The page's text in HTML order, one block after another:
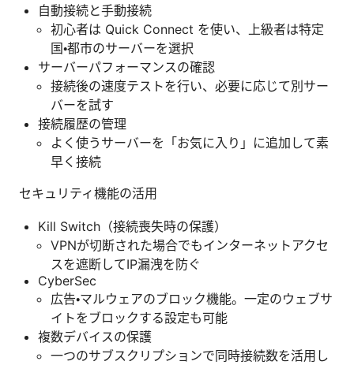
自動接続と手動接続
初心者は Quick Connect を使い、上級者は特定
国・都市のサーバーを選択
サーバーパフォーマンスの確認
接続後の速度テストを行い、必要に応じて別サー
バーを試す
接続履歴の管理
よく使うサーバーを「お気に入り」に追加して素
早く接続
セキュリティ機能の活用
Kill Switch（接続喪失時の保護）
VPNが切断された場合でもインターネットアクセ
スを遮断してIP漏洩を防ぐ
CyberSec
広告・マルウェアのブロック機能。一定のウェブサ
イトをブロックする設定も可能
複数デバイスの保護
一つのサブスクリプションで同時接続数を活用し